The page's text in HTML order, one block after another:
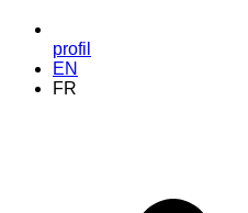
profil
EN
FR